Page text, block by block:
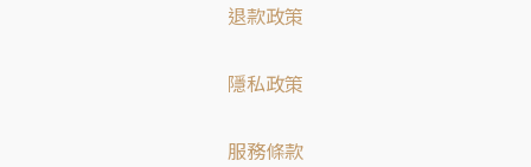
退款政策
隱私政策
服務條款